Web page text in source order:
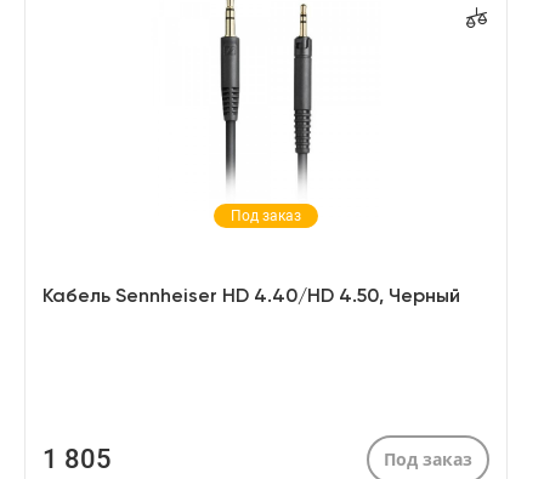
Под заказ
Кабель Sennheiser HD 4.40/HD 4.50, Черный
1 805 Под заказ